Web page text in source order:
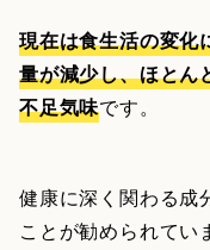
現在は食生活の変化
量が減少し、ほとん
不足気味です。
健康に深く関わる成
ことが勧められてい